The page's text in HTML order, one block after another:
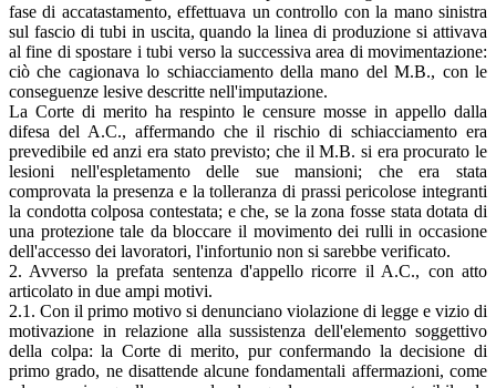
fase di accatastamento, effettuava un controllo con la mano sinistra
sul fascio di tubi in uscita, quando la linea di produzione si attivava
al fine di spostare i tubi verso la successiva area di movimentazione:
ciò che cagionava lo schiacciamento della mano del M.B., con le
conseguenze lesive descritte nell'imputazione.
La Corte di merito ha respinto le censure mosse in appello dalla
difesa del A.C., affermando che il rischio di schiacciamento era
prevedibile ed anzi era stato previsto; che il M.B. si era procurato le
lesioni nell'espletamento delle sue mansioni; che era stata
comprovata la presenza e la tolleranza di prassi pericolose integranti
la condotta colposa contestata; e che, se la zona fosse stata dotata di
una protezione tale da bloccare il movimento dei rulli in occasione
dell'accesso dei lavoratori, l'infortunio non si sarebbe verificato.
2. Avverso la prefata sentenza d'appello ricorre il A.C., con atto
articolato in due ampi motivi.
2.1. Con il primo motivo si denunciano violazione di legge e vizio di
motivazione in relazione alla sussistenza dell'elemento soggettivo
della colpa: la Corte di merito, pur confermando la decisione di
primo grado, ne disattende alcune fondamentali affermazioni, come